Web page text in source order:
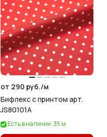
от 290 руб./м
Бифлекс с принтом арт.
JS80101A
Есть в наличии: 35 м